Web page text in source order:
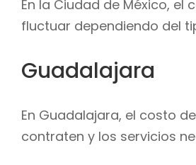
En la Ciudad de México,
fluctuar dependiendo del
Guadalajara
En Guadalajara, el costo
contraten y los servicios